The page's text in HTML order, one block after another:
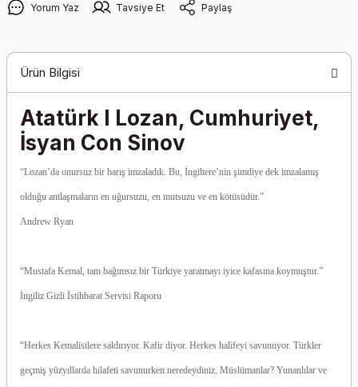
Yorum Yaz Tavsiye Et Paylaş
Ürün Bilgisi
Atatürk I Lozan, Cumhuriyet,
İsyan Con Sinov
“Lozan’da onursuz bir barış imzaladık. Bu, İngiltere’nin şimdiye dek imzalamış
olduğu antlaşmaların en uğursuzu, en mutsuzu ve en kötüsüdür.”
Andrew Ryan
“Mustafa Kemal, tam bağımsız bir Türkiye yaratmayı iyice kafasına koymuştur.”
İngiliz Gizli İstihbarat Servisi Raporu
“Herkes Kemalistlere saldırıyor. Kafir diyor. Herkes halifeyi savunuyor. Türkler
geçmiş yüzyıllarda hilafeti savunurken neredeydiniz, Müslümanlar? Yunanlılar ve